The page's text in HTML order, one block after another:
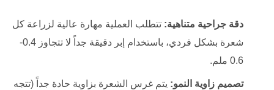
دقة جراحية متناهية: تتطلب العملية مهارة عالية لزراعة كل
شعرة بشكل فردي، باستخدام إبر دقيقة جداً لا تتجاوز 0.4-
0.6 ملم.
تصميم زاوية النمو: يتم غرس الشعرة بزاوية حادة جداً (تتجه